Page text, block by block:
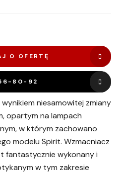
O OFERTĘ
80-92
niesamowitej zmiany
opartym na lampach
w którym zachowano
modelu Spirit. Wzmacniacz
fantastycznie wykonany i
w tym zakresie